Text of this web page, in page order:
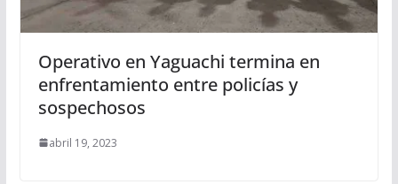
Operativo en Yaguachi termina en
enfrentamiento entre policías y
sospechosos
abril 19, 2023